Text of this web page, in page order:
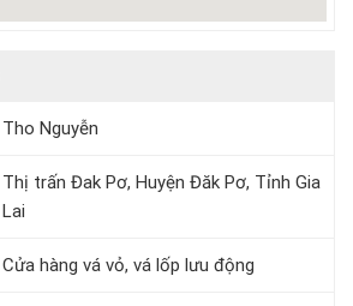
Tho Nguyễn
Thị trấn Đak Pơ, Huyện Đăk Pơ, Tỉnh Gia
Lai
Cửa hàng vá vỏ, vá lốp lưu động